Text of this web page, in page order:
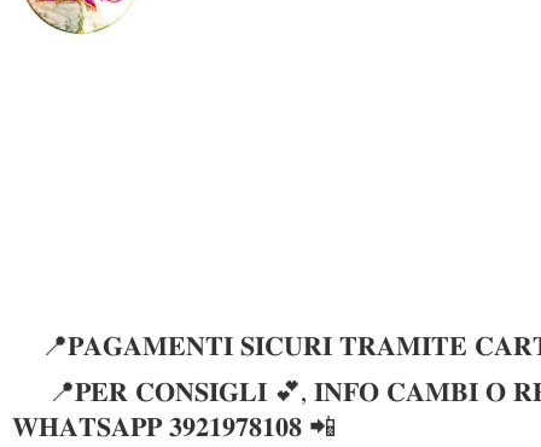
📍𝐏𝐀𝐆𝐀𝐌𝐄𝐍𝐓𝐈 𝐒𝐈𝐂𝐔𝐑𝐈 𝐓𝐑𝐀𝐌𝐈𝐓𝐄
📍𝐏𝐄𝐑 𝐂𝐎𝐍𝐒𝐈𝐆𝐋𝐈 💕, 𝐈𝐍𝐅𝐎 𝐂𝐀𝐌𝐁𝐈 𝐎
𝐖𝐇𝐀𝐓𝐒𝐀𝐏𝐏 𝟑𝟗𝟐𝟏𝟗𝟕𝟖𝟏𝟎𝟖 📲